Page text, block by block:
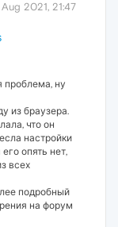
Aug 2021, 21:47
проблема, ну
из браузера.
что он
настройки
опять нет,
всех
подробный
на форум